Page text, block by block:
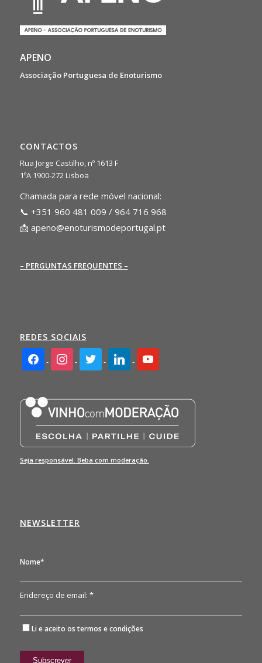
APENO
Associação Portuguesa de Enoturismo
CONTACTOS
Rua Jorge Castilho, nº 1613 F
1ºA 1900-272 Lisboa
Chamada para rede móvel nacional:
📞 +351 960 481 009 / 964 716 968
📩 apeno@enoturismodeportugal.pt
– PERGUNTAS FREQUENTES –
REDES SOCIAIS
facebook2instagramtwitter linkedin youtube
Seja responsável. Beba com moderação.
NEWSLETTER
Nome*
Endereço de email: *
Li e aceito os termos e condições